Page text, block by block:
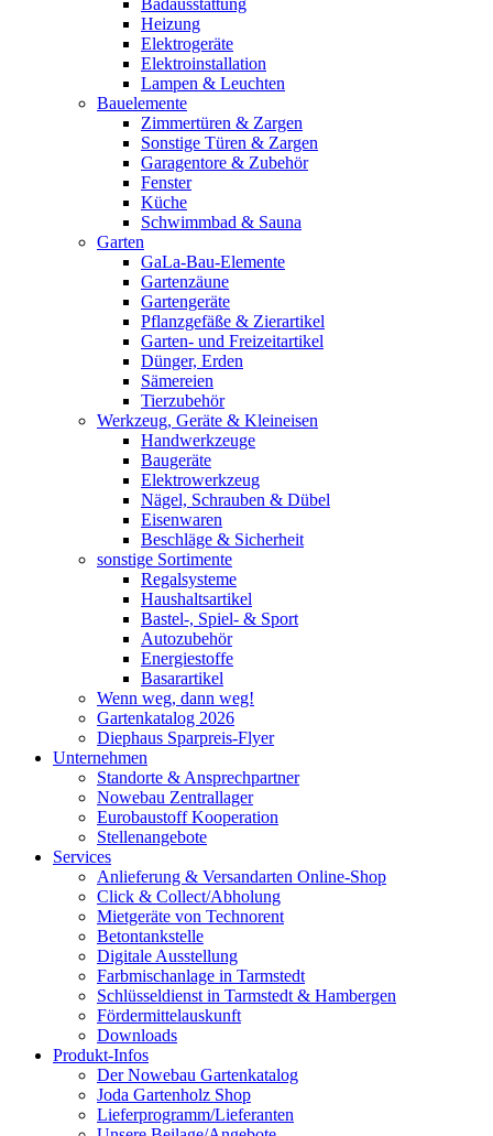
Badausstattung
Heizung
Elektrogeräte
Elektroinstallation
Lampen & Leuchten
Bauelemente
Zimmertüren & Zargen
Sonstige Türen & Zargen
Garagentore & Zubehör
Fenster
Küche
Schwimmbad & Sauna
Garten
GaLa-Bau-Elemente
Gartenzäune
Gartengeräte
Pflanzgefäße & Zierartikel
Garten- und Freizeitartikel
Dünger, Erden
Sämereien
Tierzubehör
Werkzeug, Geräte & Kleineisen
Handwerkzeuge
Baugeräte
Elektrowerkzeug
Nägel, Schrauben & Dübel
Eisenwaren
Beschläge & Sicherheit
sonstige Sortimente
Regalsysteme
Haushaltsartikel
Bastel-, Spiel- & Sport
Autozubehör
Energiestoffe
Basarartikel
Wenn weg, dann weg!
Gartenkatalog 2026
Diephaus Sparpreis-Flyer
Unternehmen
Standorte & Ansprechpartner
Nowebau Zentrallager
Eurobaustoff Kooperation
Stellenangebote
Services
Anlieferung & Versandarten Online-Shop
Click & Collect/Abholung
Mietgeräte von Technorent
Betontankstelle
Digitale Ausstellung
Farbmischanlage in Tarmstedt
Schlüsseldienst in Tarmstedt & Hambergen
Fördermittelauskunft
Downloads
Produkt-Infos
Der Nowebau Gartenkatalog
Joda Gartenholz Shop
Lieferprogramm/Lieferanten